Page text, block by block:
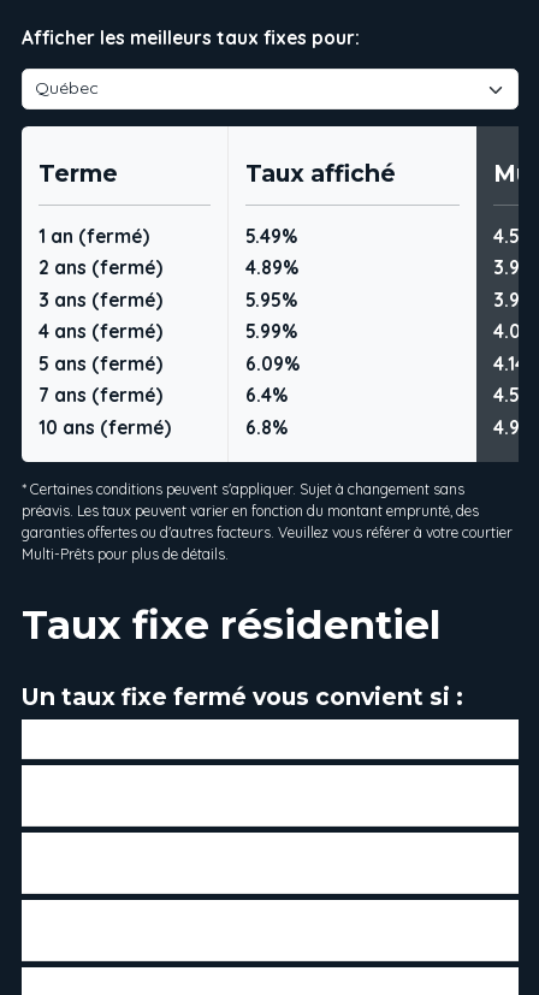
Afficher les meilleurs taux fixes pour:
Terme
1 an (fermé)
2 ans (fermé)
3 ans (fermé)
4 ans (fermé)
5 ans (fermé)
7 ans (fermé)
10 ans (fermé)
Taux affiché
5.49%
4.89%
5.95%
5.99%
6.09%
6.4%
6.8%
* Certaines conditions peuvent s'appliquer. Sujet à changement sans
préavis. Les taux peuvent varier en fonction du montant emprunté, des
garanties offertes ou d'autres facteurs. Veuillez vous référer à votre courtier
Multi-Prêts pour plus de détails.
Taux fixe résidentiel
Un taux fixe fermé vous convient si :